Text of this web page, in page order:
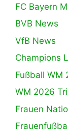
FC Bayern
BVB News
VfB News
Champions
Fußball WM
WM 2026
Frauen